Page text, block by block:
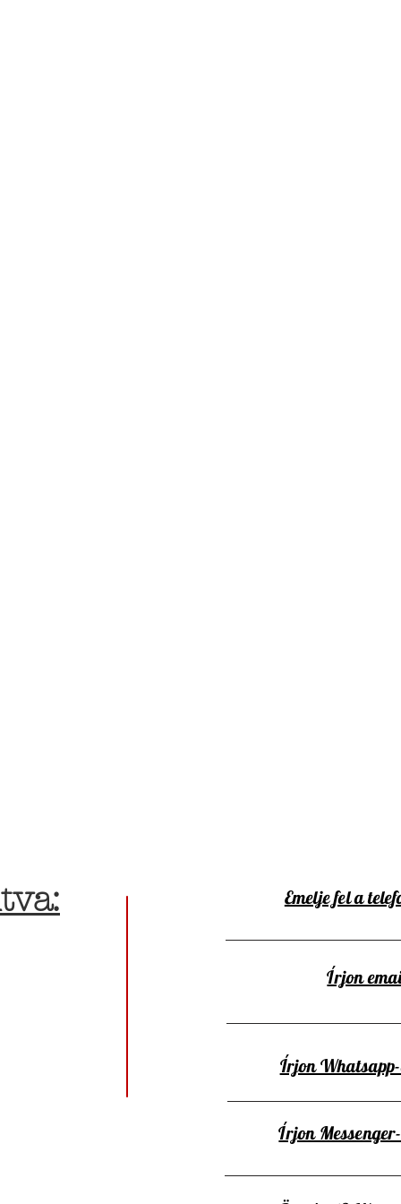
Emelje fel a
Írjon
Írjon
Írjon